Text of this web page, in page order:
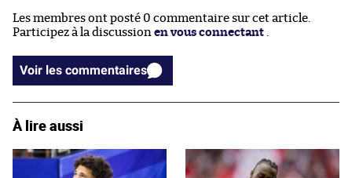
Les membres ont posté 0 commentaire sur cet article.
Participez à la discussion en vous connectant .
Voir les commentaires
À lire aussi